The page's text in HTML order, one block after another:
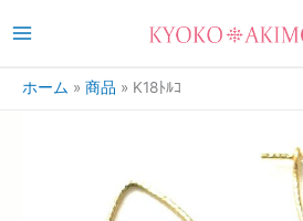
ホーム 商品 K18ﾄﾙｺ